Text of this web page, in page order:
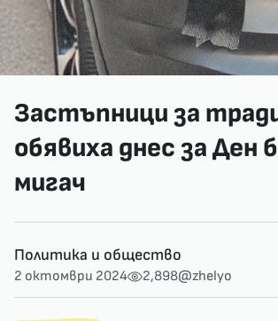
Застъпници за
обявиха днес за Ден
мигач
Политика и общество
2 октомври 2024 2,898@zhelyo